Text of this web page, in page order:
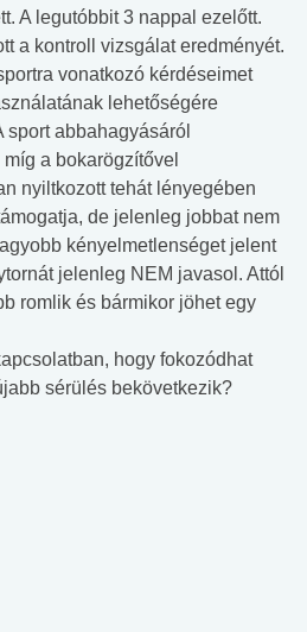
A legutóbbit 3 nappal ezelőtt.
a kontroll vizsgálat eredményét.
vonatkozó kérdéseimet
lehetőségére
sport abbahagyásáról
a bokarögzítővel
nyiltkozott tehát lényegében
de jelenleg jobbat nem
kényelmetlenséget jelent
jelenleg NEM javasol. Attól
romlik és bármikor jöhet egy
hogy fokozódhat
sérülés bekövetkezik?